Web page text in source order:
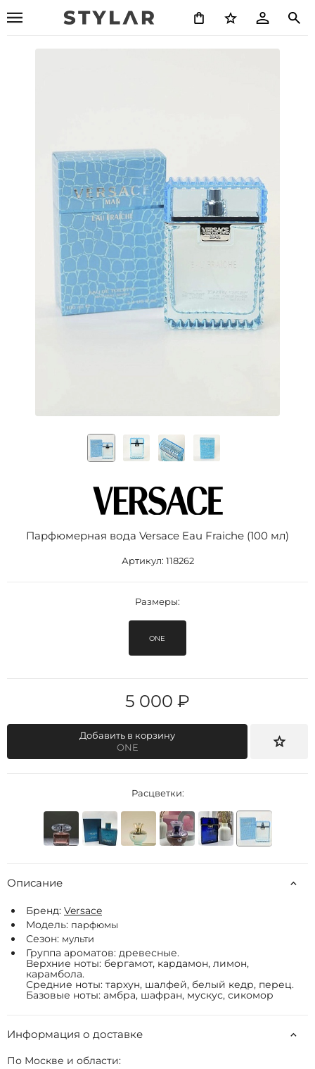
Парфюмерная вода Versace Eau Fraiche (100 мл)
Артикул: 118262
Размеры:
ONE
5 000 ₽
Добавить в корзину
ONE
Расцветки:
Описание
Бренд: Versace
Модель: парфюмы
Сезон: мульти
Группа ароматов: древесные.
Верхние ноты: бергамот, кардамон, лимон,
карамбола.
Средние ноты: тархун, шалфей, белый кедр, перец.
Базовые ноты: амбра, шафран, мускус, сикомор
Информация о доставке
По Москве и области: